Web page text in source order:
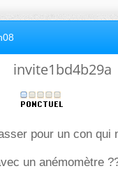
invite1bd4b29a
pour un con qui
un anémomètre